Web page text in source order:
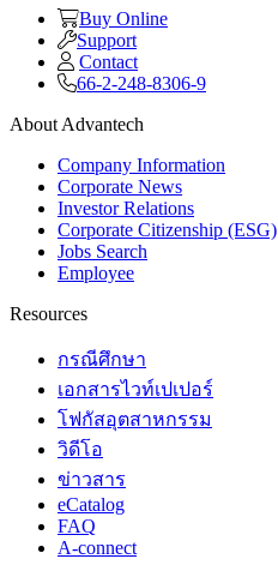
Buy Online
Support
Contact
66-2-248-8306-9
About Advantech
Company Information
Corporate News
Investor Relations
Corporate Citizenship (ESG)
Jobs Search
Employee
Resources
กรณีศึกษา
เอกสารไวท์เปเปอร์
โฟกัสอุตสาหกรรม
วิดีโอ
ข่าวสาร
eCatalog
FAQ
A-connect